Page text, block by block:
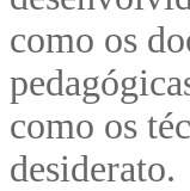
como os
como os
desiderato.